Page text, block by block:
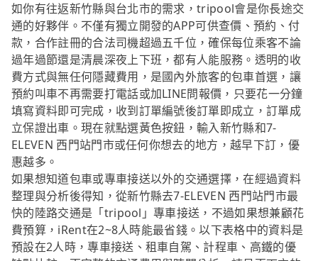
如你有往返新竹縣與台北市的需求，tripool會是你長途交
通的好夥伴。不僅有獨立開發的APP可供查價、預約、付
款，合作註冊的合法司機超過五千位，確保每位乘客不論
過年過節還是清晨深夜上下班，都有人能服務。透明的收
費方式與無任何隱藏費用，是國內外旅客的包車首選，讓
預約叫車不再需要打電話或加LINE問報價，只要花一分鐘
填寫資料即可完成，收到訂單編號後訂單即成立，訂單成
立保證出車。現在就點選黃色按鈕，輸入新竹縣和7-
ELEVEN 西門站門市或任何你想去的地方，越早下訂，優
惠越多。
如果想知道包車或專車接送以外的交通選擇，在經過資料
整理與分析後得知，從新竹縣去7-ELEVEN 西門站門市最
快的陸路交通是「tripool」專車接送，不過如果想兼顧花
費預算，iRent在2~8人時能最省錢。以下表格中的資料是
預設在2人時，專車接送、租車自駕、計程車、高鐵的優